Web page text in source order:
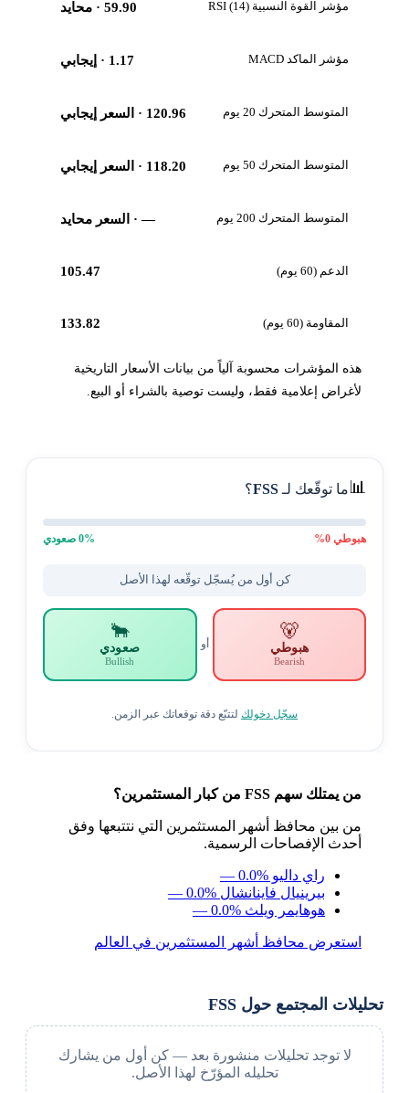
مؤشر القوة النسبية RSI (14) 59.90· محايد
مؤشر الماكد MACD 1.17· إيجابي
المتوسط المتحرك 20 يوم 120.96· السعر إيجابي
المتوسط المتحرك 50 يوم 118.20· السعر إيجابي
المتوسط المتحرك 200 يوم —· السعر محايد
الدعم (60 يوم) 105.47
المقاومة (60 يوم) 133.82
هذه المؤشرات محسوبة آلياً من بيانات الأسعار التاريخية
لأغراض إعلامية فقط، وليست توصية بالشراء أو البيع.
📊ما توقّعك لـFSS؟
هبوطي0
%
0% صعودي
كن أول من يُسجّل توقّعه لهذا الأصل
🐻
هبوطي
Bearish
أو
🐂
صعودي
Bullish
سجّل دخولكلتتبّع دقة توقعاتك عبر الزمن.
من يمتلك سهم FSS من كبار المستثمرين؟
من بين محافظ أشهر المستثمرين التي نتتبعها وفق
أحدث الإفصاحات الرسمية.
راي داليو — 0.0%
بيرينيال فاينانشال — 0.0%
هوهايمر ويلث — 0.0%
استعرض محافظ أشهر المستثمرين في العالم
تحليلات المجتمع حول FSS
لا توجد تحليلات منشورة بعد — كن أول من يشارك
تحليله المؤرّخ لهذا الأصل.